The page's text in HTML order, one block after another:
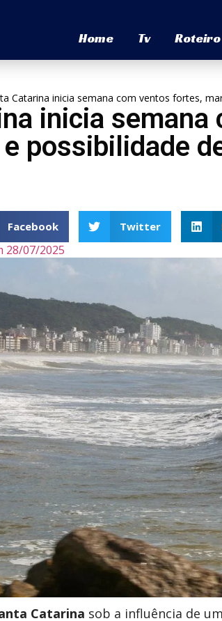
Home Tv Roteiro
Catarina inicia semana com ventos fortes,
inicia
possibilidade
Facebook Twitter
28/07/2025
Catarina sob a influência de